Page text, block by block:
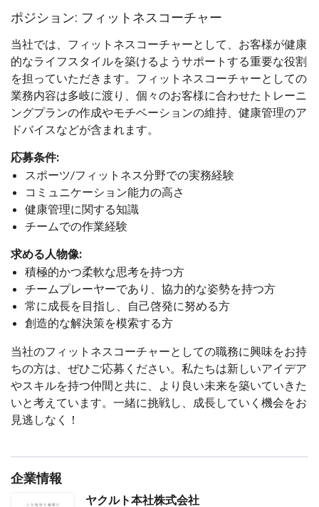
ポジション: フィットネスコーチャー
当社では、フィットネスコーチャーとして、お客様が健康
的なライフスタイルを築けるようサポートする重要な役割
を担っていただきます。フィットネスコーチャーとしての
業務内容は多岐に渡り、個々のお客様に合わせたトレーニ
ングプランの作成やモチベーションの維持、健康管理のア
ドバイスなどが含まれます。
応募条件:
スポーツ/フィットネス分野での実務経験
コミュニケーション能力の高さ
健康管理に関する知識
チームでの作業経験
求める人物像:
積極的かつ柔軟な思考を持つ方
チームプレーヤーであり、協力的な姿勢を持つ方
常に成長を目指し、自己啓発に努める方
創造的な解決策を模索する方
当社のフィットネスコーチャーとしての職務に興味をお持
ちの方は、ぜひご応募ください。私たちは新しいアイデア
やスキルを持つ仲間と共に、より良い未来を築いていきた
いと考えています。一緒に挑戦し、成長していく機会をお
見逃しなく！
企業情報
ヤクルト本社株式会社